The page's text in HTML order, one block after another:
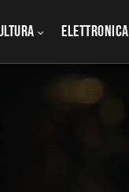
elettronica